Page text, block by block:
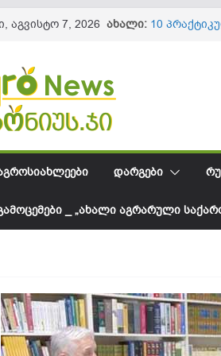
აგვისტო 7, 2026 ახალი: 10
ქართული
სოკოვანი
სეზონის
61,8
ᲓᲐᲠᲒᲔᲑᲘ
_ „ᲐᲮᲐᲚᲘ ᲐᲒᲠᲐᲠᲣᲚᲘ